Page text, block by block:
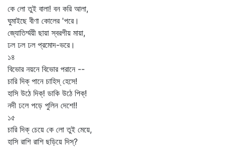
কে লো তুই বালা! বন করি আলা,
ঘুমাইছে বীণা কোলের 'পরে।
জ্যোতির্ম্ময়ী ছায়া স্বরগীয় মায়া,
ঢল ঢল ঢল প্রমোদ-ভরে।
১৪
বিভোর নয়নে বিভোর পরানে --
চারি দিক্‌ পানে চাহিস্‌ হেসে!
হাসি উঠে দিক্‌! ডাকি উঠে পিক্‌!
নদী ঢলে পড়ে পুলিন দেশে!!
১৫
চারি দিক্‌ চেয়ে কে লো তুই মেয়ে,
হাসি রাশি রাশি ছড়িয়ে দিস্‌?